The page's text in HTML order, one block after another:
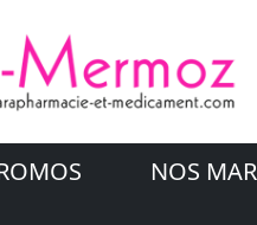
NOS